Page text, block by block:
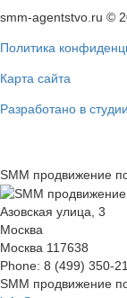
smm-agentstvo.ru ©
Политика
Карта сайта
Разработано в
SMM продвижение
Азовская улица, 3
Москва
Москва 117638
Phone: 8 (499) 350-
SMM продвижение